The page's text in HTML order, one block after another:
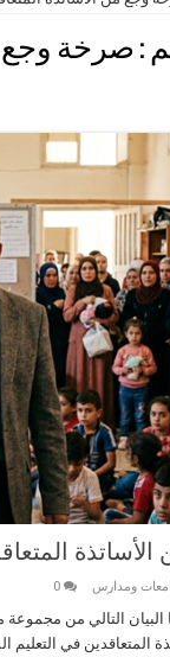
: صرخة وجع
ومدارس 0
البيان التالي من
المتعاقدين في التعليم